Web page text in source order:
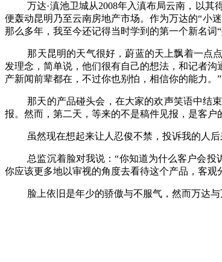
万达·滇池卫城从2008年入滇布局云南，以
便轰动昆明乃至云南房地产市场。作为万达的“小
那么多年，我至今还记得当时学到的第一个新名词“
那天昆明的天气很好，蔚蓝的天上飘着一点
发理念，简单说，他们很有自己的想法，和记者
产新闻前辈都在，不过你也别怕，相信你的能力。 ”
那天的产品碰头会，在大家的欢声笑语中结
报。然而，第二天，等来的不是稿件见报，是客户
虽然现在想起来让人忍俊不禁，投诉我的人
总监沉着脸对我说：“你知道为什么客户会投
你应该更多地以审视的角度去看待这个产品，客
脸上依旧是年少的骄傲与不服气，然而万达